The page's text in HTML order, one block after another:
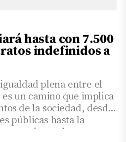
hasta con 7.500
indefinidos a
plena entre el
un camino que implica
de la sociedad, desde
públicas hasta la
por las